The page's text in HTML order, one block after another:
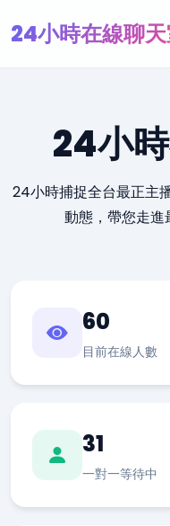
24小時在線聊
24小
24小時捕捉全台最正主
動態，帶您走進
60
目前在線人數
31
一對一等待中